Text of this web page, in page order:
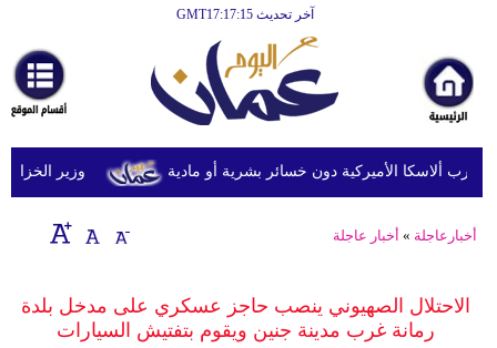
آخر تحديث GMT17:17:15
أخبارعاجلة
رياضة
ثقافة
إقتصاد
وموسيقى
وزير الخزانة
أخبارعاجلة » أخبار عاجلة
الاحتلال الصهيوني ينصب حاجز عسكري على مدخل بلدة
رمانة غرب مدينة جنين ويقوم بتفتيش السيارات